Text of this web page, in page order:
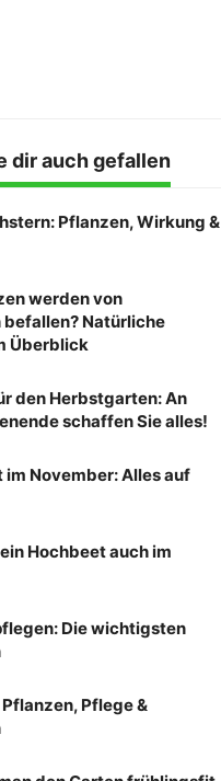
dir auch gefallen
Pflanzen, Wirkung &
werden von
Natürliche
Überblick
den Herbstgarten: An
schaffen Sie alles!
November: Alles auf
Hochbeet auch im
Die wichtigsten
Pflege &